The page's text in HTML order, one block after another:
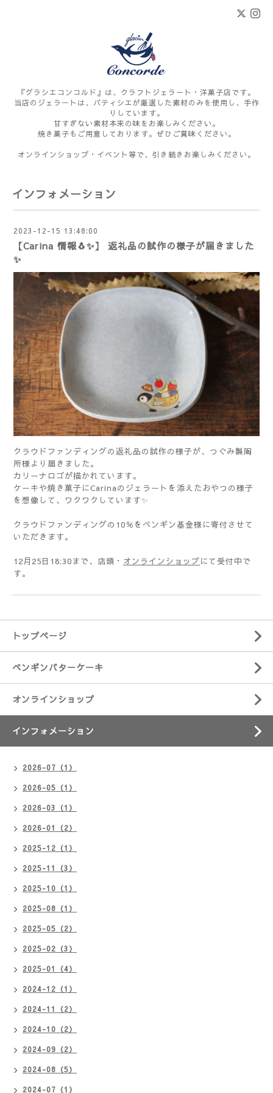
『グラシエコンコルド』は、クラフトジェラート・洋菓子店です。
当店のジェラートは、パティシエが厳選した素材のみを使用し、手作
りしています。
甘すぎない素材本来の味をお楽しみください。
焼き菓子もご用意しております。ぜひご賞味ください。
オンラインショップ・イベント等で、引き続きお楽しみください。
インフォメーション
2023-12-15 13:48:00
【Carina 情報🐧✨】 返礼品の試作の様子が届きました
✨
クラウドファンディングの返礼品の試作の様子が、つぐみ製陶
所様より届きました。
カリーナロゴが描かれています。
ケーキや焼き菓子にCarinaのジェラートを添えたおやつの様子
を想像して、ワクワクしています✨
クラウドファンディングの10％をペンギン基金様に寄付させて
いただきます。
12月25日18:30まで、店頭・ オンラインショップにて受付中で
す。
トップページ
ペンギンバターケーキ
オンラインショップ
インフォメーション
2026-07（1）
2026-05（1）
2026-03（1）
2026-01（2）
2025-12（1）
2025-11（3）
2025-10（1）
2025-08（1）
2025-05（2）
2025-02（3）
2025-01（4）
2024-12（1）
2024-11（2）
2024-10（2）
2024-09（2）
2024-08（5）
2024-07（1）